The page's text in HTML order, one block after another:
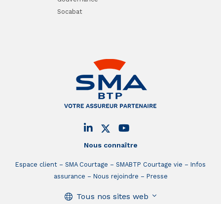
Nous connaître
Espace client SMA Courtage SMABTP Courtage vie
Infos
assurance
Nous rejoindre Presse
Tous nos sites web
Socabat